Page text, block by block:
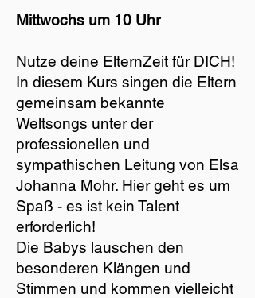
Mittwochs um 10 Uhr
Nutze deine ElternZeit für DICH!
In diesem Kurs singen die Eltern
gemeinsam bekannte
Weltsongs unter der
professionellen und
sympathischen Leitung von Elsa
Johanna Mohr. Hier geht es um
Spaß - es ist kein Talent
erforderlich!
Die Babys lauschen den
besonderen Klängen und
Stimmen und kommen vielleicht